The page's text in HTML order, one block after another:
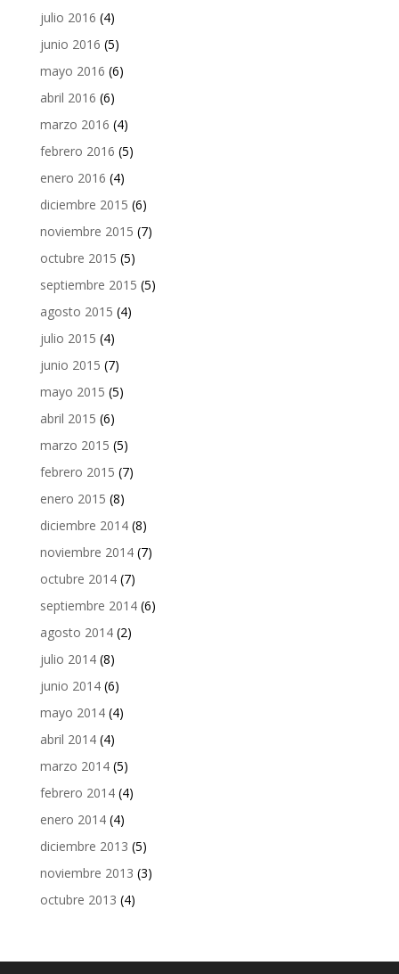
julio 2016 (4)
junio 2016 (5)
mayo 2016 (6)
abril 2016 (6)
marzo 2016 (4)
febrero 2016 (5)
enero 2016 (4)
diciembre 2015 (6)
noviembre 2015 (7)
octubre 2015 (5)
septiembre 2015 (5)
agosto 2015 (4)
julio 2015 (4)
junio 2015 (7)
mayo 2015 (5)
abril 2015 (6)
marzo 2015 (5)
febrero 2015 (7)
enero 2015 (8)
diciembre 2014(8)
noviembre 2014(7)
octubre 2014(7)
septiembre 2014(6)
agosto 2014(2)
julio 2014(8)
junio 2014(6)
mayo 2014(4)
abril 2014(4)
marzo 2014(5)
febrero 2014(4)
enero 2014(4)
diciembre 2013 (5)
noviembre 2013 (3)
octubre 2013 (4)